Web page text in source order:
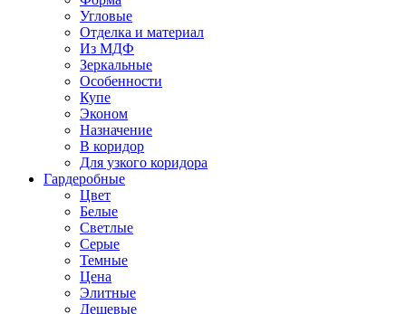
Угловые
Отделка и материал
Из МДФ
Зеркальные
Особенности
Купе
Эконом
Назначение
В коридор
Для узкого коридора
Гардеробные
Цвет
Белые
Светлые
Серые
Темные
Цена
Элитные
Дешевые